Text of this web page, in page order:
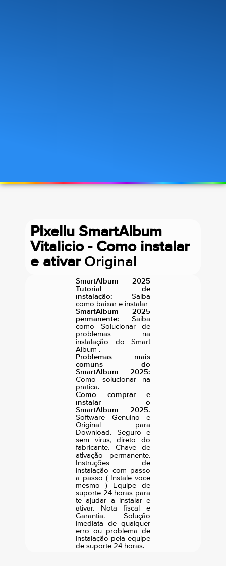
PIxellu SmartAlbum
Vitalicio - Como instalar
e ativarOriginal
SmartAlbum 2025
Tutorial de
instalação: Saiba
como baixar e instalar
SmartAlbum 2025
permanente: Saiba
como Solucionar de
problemas na
instalação do Smart
Album .
Problemas mais
comuns do
SmartAlbum 2025:
Como solucionar na
pratica.
Como comprar e
instalar o
SmartAlbum 2025.
Software Genuino e
Original para
Download. Seguro e
sem virus, direto do
fabricante. Chave de
ativação permanente.
Instruções de
instalação com passo
a passo ( Instale voce
mesmo ) Equipe de
suporte 24 horas para
te ajudar a instalar e
ativar. Nota fiscal e
Garantia. Solução
imediata de qualquer
erro ou problema de
instalação pela equipe
de suporte 24 horas.